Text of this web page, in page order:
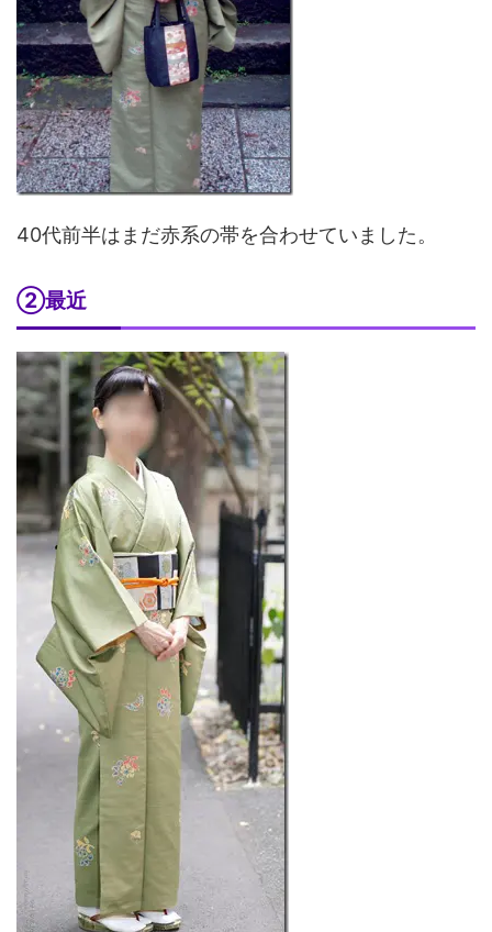
40代前半はまだ赤系の帯を合わせていました。
②最近